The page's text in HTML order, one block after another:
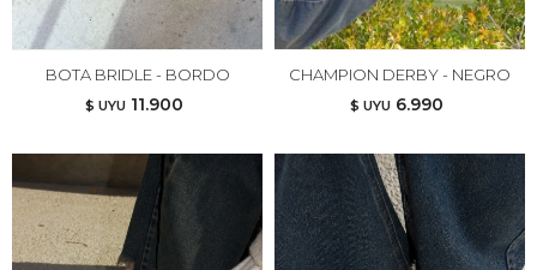
BOTA BRIDLE - BORDO
$ UYU 11.900
CHAMPION DERBY - NEGRO
$ UYU 6.990